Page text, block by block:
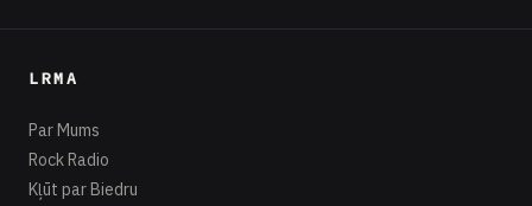
LRMA
Par Mums
Rock Radio
Kļūt par Biedru